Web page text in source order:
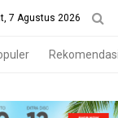
7 Agustus 2026